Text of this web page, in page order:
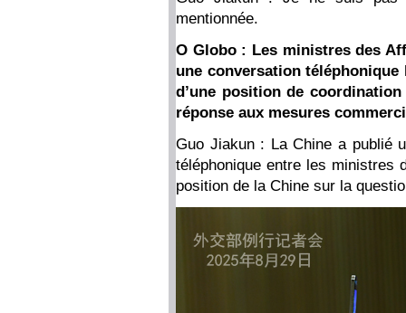
mentionnée.
O Globo : Les ministres des
une conversation
d’une position de
réponse aux mesures
Guo Jiakun : La Chine a publié
téléphonique entre les ministres
position de la Chine sur la